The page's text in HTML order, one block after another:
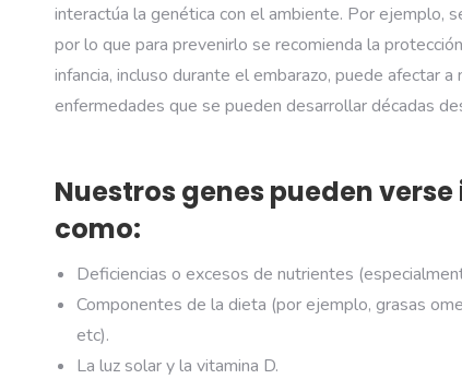
interactúa la genética con el ambiente. Por ejemplo,
por lo que para prevenirlo se recomienda la
infancia, incluso durante el embarazo, puede afectar
enfermedades que se pueden desarrollar décadas
Nuestros genes pueden
como:
Deficiencias o excesos de nutrientes
Componentes de la dieta (por ejemplo, grasas
etc).
La luz solar y la vitamina D.